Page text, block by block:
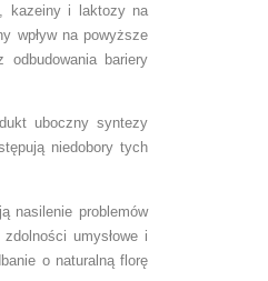
kazeiny i laktozy na
wpływ na powyższe
bariery
uboczny syntezy
niedobory tych
nasilenie problemów
umysłowe i
o naturalną florę